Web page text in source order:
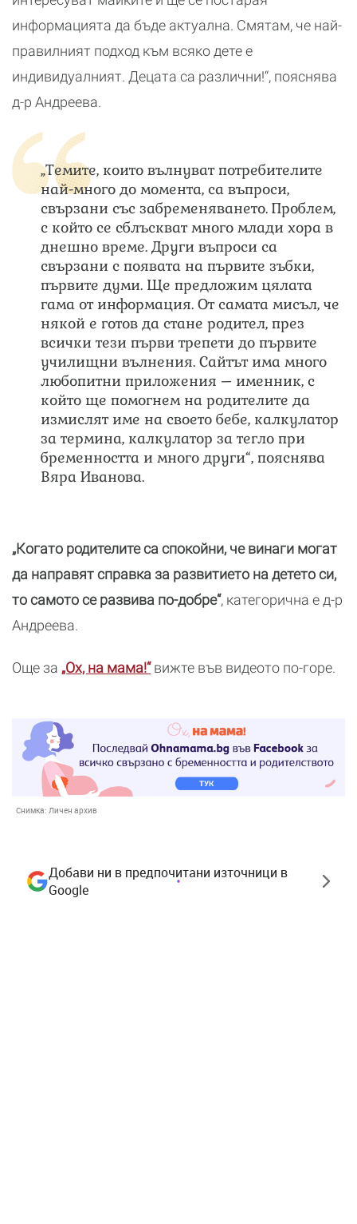
информацията да бъде актуална. Смятам, че най-
правилният подход към всяко дете е
индивидуалният. Децата са различни!“, пояснява
д-р Андреева.
„Темите, които вълнуват потребителите
най-много до момента, са въпроси,
свързани със забременяването. Проблем,
с който се сблъскват много млади хора в
днешно време. Други въпроси са
свързани с появата на първите зъбки,
първите думи. Ще предложим цялата
гама от информация. От самата мисъл, че
някой е готов да стане родител, през
всички тези първи трепети до първите
училищни вълнения. Сайтът има много
любопитни приложения – именник, с
който ще помогнем на родителите да
измислят име на своето бебе, калкулатор
за термина, калкулатор за тегло при
бременността и много други“, пояснява
Вяра Иванова.
„Когато родителите са спокойни, че винаги могат
да направят справка за развитието на детето си,
то самото се развива по-добре“, категорична е д-р
Андреева.
Още за „Ох, на мама!“вижте във видеото по-горе.
Снимка: Личен архив
Добави ни в предпочитани източници в
Google